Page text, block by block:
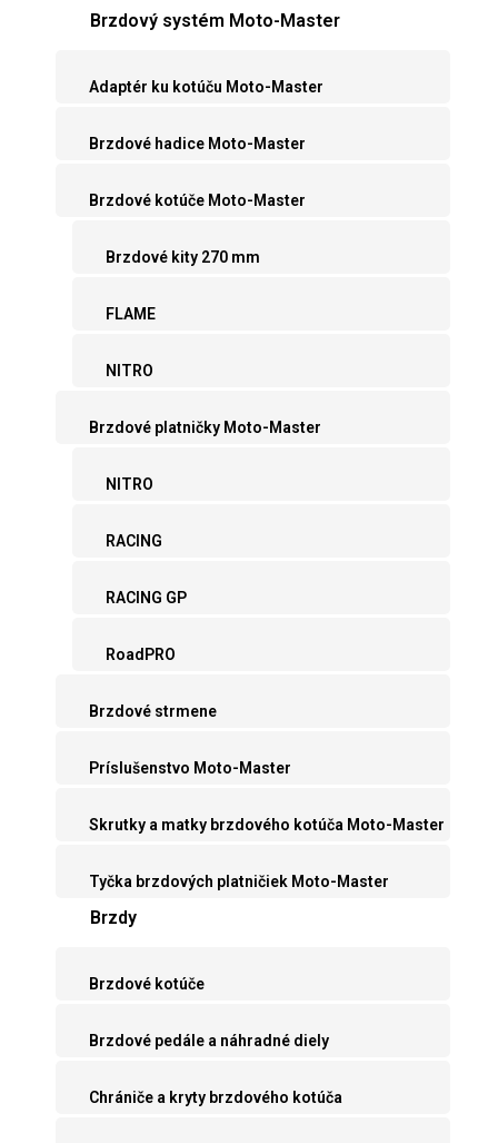
Brzdový systém Moto-Master
Adaptér ku kotúču Moto-Master
Brzdové hadice Moto-Master
Brzdové kotúče Moto-Master
Brzdové kity 270 mm
FLAME
NITRO
Brzdové platničky Moto-Master
NITRO
RACING
RACING GP
RoadPRO
Brzdové strmene
Príslušenstvo Moto-Master
Skrutky a matky brzdového kotúča Moto-Master
Tyčka brzdových platničiek Moto-Master
Brzdy
Brzdové kotúče
Brzdové pedále a náhradné diely
Chrániče a kryty brzdového kotúča